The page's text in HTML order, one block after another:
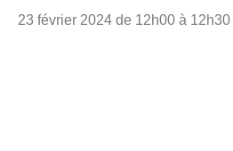
23 février 2024 de 12h00 à 12h30